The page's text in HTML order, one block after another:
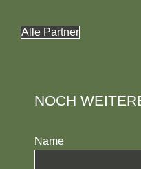
Alle Partner
NOCH
Name